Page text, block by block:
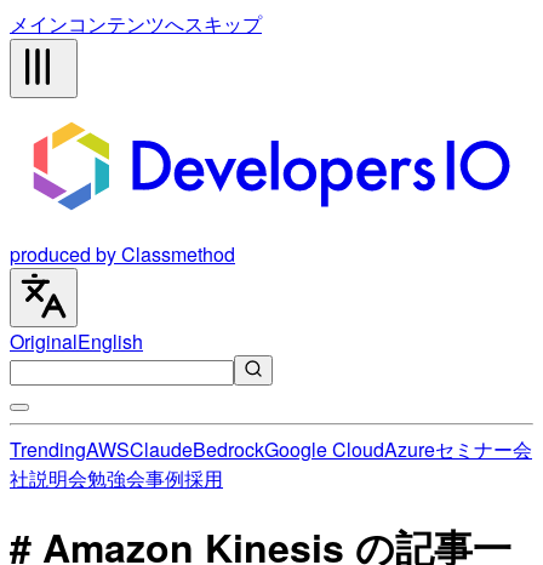
メインコンテンツへスキップ
produced by Classmethod
OriginalEnglish
TrendingAWSClaudeBedrockGoogle CloudAzureセミナー会
社説明会勉強会事例採用
# Amazon Kinesis の記事一